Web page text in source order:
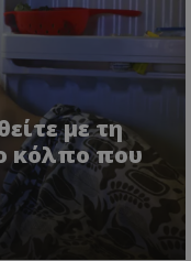
με τη
κόλπο που